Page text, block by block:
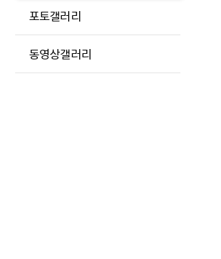
포토갤러리
동영상갤러리